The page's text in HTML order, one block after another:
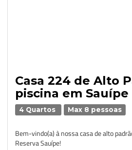
Casa 224 de Alto
piscina em Sauípe
4 Quartos Max 8 pessoas
Bem-vindo(a) à nossa casa de alto
Reserva Sauípe!